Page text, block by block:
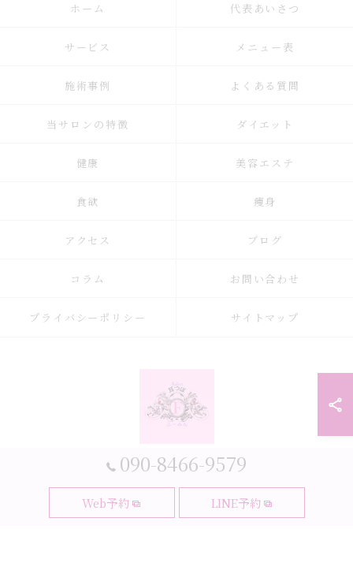
090-8466-9579
Web予約 LINE予約
ホーム 代表あいさつ
サービス メニュー表
施術事例 よくある質問
当サロンの特徴 ダイエット
健康 美容エステ
食欲 痩身
アクセス ブログ
コラム お問い合わせ
プライバシーポリシー サイトマップ
© 2026 大阪府大阪市の耳つぼなら耳つぼダイエットサロンふーみん ALL
RIGHTS RESERVED.